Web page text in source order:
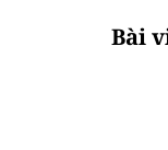
Bài